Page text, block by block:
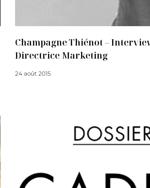
Champagne Thiénot –
Directrice Marketing
24 août 2015